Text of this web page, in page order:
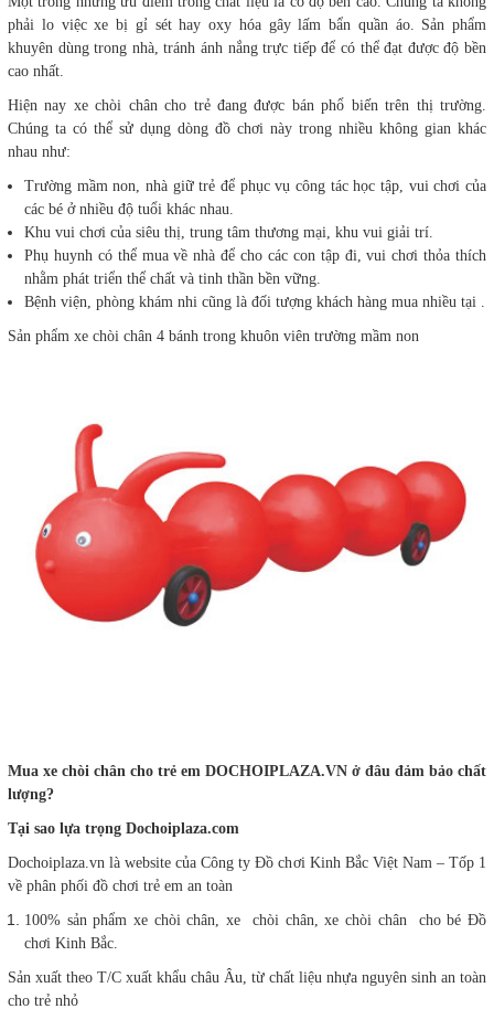
phải lo việc xe bị gỉ sét hay oxy hóa gây lấm bẩn quần áo. Sản phẩm
khuyên dùng trong nhà, tránh ánh nắng trực tiếp để có thể đạt được độ bền
cao nhất.
Hiện nay xe chòi chân cho trẻ đang được bán phổ biến trên thị trường.
Chúng ta có thể sử dụng dòng đồ chơi này trong nhiều không gian khác
nhau như:
Trường mầm non, nhà giữ trẻ để phục vụ công tác học tập, vui chơi của
các bé ở nhiều độ tuổi khác nhau.
Khu vui chơi của siêu thị, trung tâm thương mại, khu vui giải trí.
Phụ huynh có thể mua về nhà để cho các con tập đi, vui chơi thỏa thích
nhằm phát triển thể chất và tinh thần bền vững.
Bệnh viện, phòng khám nhi cũng là đối tượng khách hàng mua nhiều tại .
Sản phẩm xe chòi chân 4 bánh trong khuôn viên trường mầm non
Mua xe chòi chân cho trẻ em DOCHOIPLAZA.VN ở đâu đảm bảo chất
lượng?
Tại sao lựa trọng Dochoiplaza.com
Dochoiplaza.vn là website của Công ty Đồ chơi Kinh Bắc Việt Nam – Tốp 1
về phân phối đồ chơi trẻ em an toàn
100% sản phẩm xe chòi chân, xe chòi chân, xe chòi chân cho bé Đồ
chơi Kinh Bắc.
Sản xuất theo T/C xuất khẩu châu Âu, từ chất liệu nhựa nguyên sinh an toàn
cho trẻ nhỏ